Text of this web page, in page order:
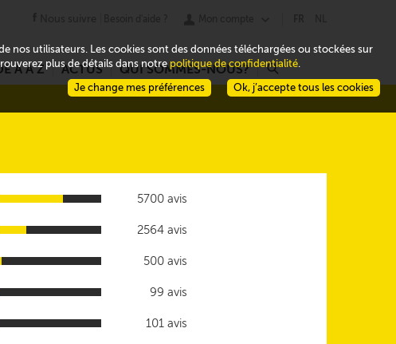
A À Z ACTUS QUI SOMMES-NOUS? r
5700 avis
2564 avis
500 avis
99 avis
101 avis
nos utilisateurs. Les cookies sont des données téléchargées ou stockées sur
plus de détails dans notre politique de confidentialité.
Ok, j’accepte tous les cookies
Je change mes préférences